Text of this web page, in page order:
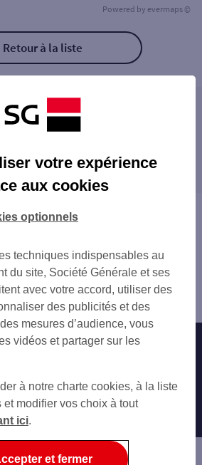
Powered by evermaps ©
Retour à la liste
automates à proximité
PARIS 35 AV DE LOWENDAL
Nous contacter
Autres sites SG
Professionnels
Entreprises
Associations
votre expérience
aux cookies
techniques indispensables au
du site, Société Générale et ses
avec votre accord, utiliser des
des publicités et des
mesures d’audience, vous
vidéos et partager sur les
à notre charte cookies, à la liste
modifier vos choix à tout
ici.
optionnels
et fermer